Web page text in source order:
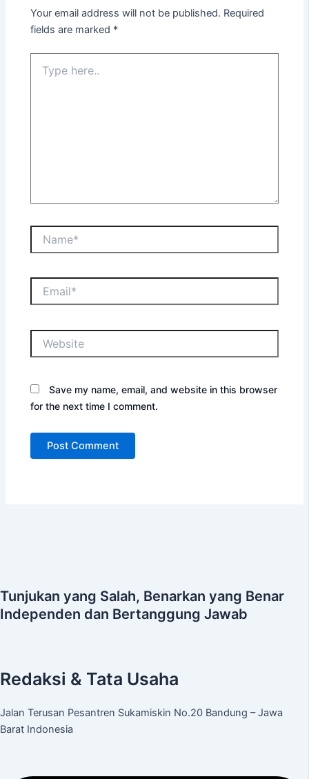
Your email address will not be published. Required
fields are marked *
here..
Save my name, email, and website in this browser
for the next time I comment.
Tunjukan yang Salah, Benarkan yang Benar
Independen dan Bertanggung Jawab
Redaksi & Tata Usaha
Jalan Terusan Pesantren Sukamiskin No.20 Bandung – Jawa
Barat Indonesia